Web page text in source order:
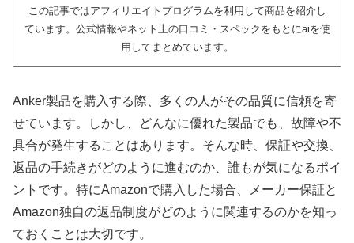
この記事ではアフィリエイトプログラムを利用して商品を紹介し
ています。公式情報やネット上の口コミ・スペックをもとにaiを使
用してまとめています。
Anker製品を購入する際、多くの人がその品質に信頼を寄
せています。しかし、どんなに優れた製品でも、故障や不
具合が発生することはあります。そんな時、保証や交換、
返品の手続きがどのように進むのか、誰もが気になるポイ
ントです。特にAmazonで購入した場合、メーカー保証と
Amazon独自の返品制度がどのように関連するのかを知っ
ておくことは大切です。